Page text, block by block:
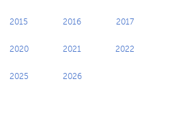
2015 2016 2017
2020 2021 2022
2025 2026